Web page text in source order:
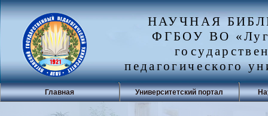
НАУЧНАЯ
ФГБОУ ВО
педагогического
Главная Университетский портал